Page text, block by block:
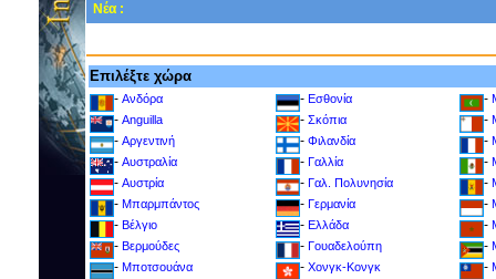
Νέα :
Επιλέξτε χώρα
- Ανδόρα
- Anguilla
- Αργεντινή
- Αυστραλία
- Αυστρία
- Μπαρμπάντος
- Βέλγιο
- Βερμούδες
- Μποτσουάνα
- Εσθονία
- Σκόπια
- Φιλανδία
- Γαλλία
- Γαλ. Πολυνησία
- Γερμανία
- Ελλάδα
- Γουαδελούπη
- Χονγκ-Κονγκ
-
-
-
-
-
-
-
-
-